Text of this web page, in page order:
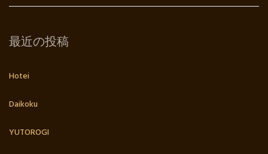
最近の投稿
Hotei
Daikoku
YUTOROGI